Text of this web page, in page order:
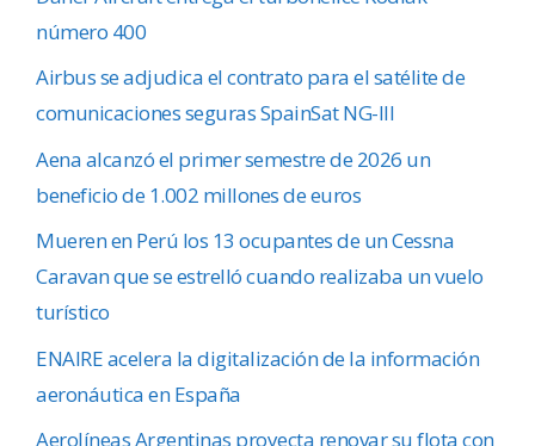
número 400
Airbus se adjudica el contrato para el satélite de
comunicaciones seguras SpainSat NG-III
Aena alcanzó el primer semestre de 2026 un
beneficio de 1.002 millones de euros
Mueren en Perú los 13 ocupantes de un Cessna
Caravan que se estrelló cuando realizaba un vuelo
turístico
ENAIRE acelera la digitalización de la información
aeronáutica en España
Aerolíneas Argentinas proyecta renovar su flota con